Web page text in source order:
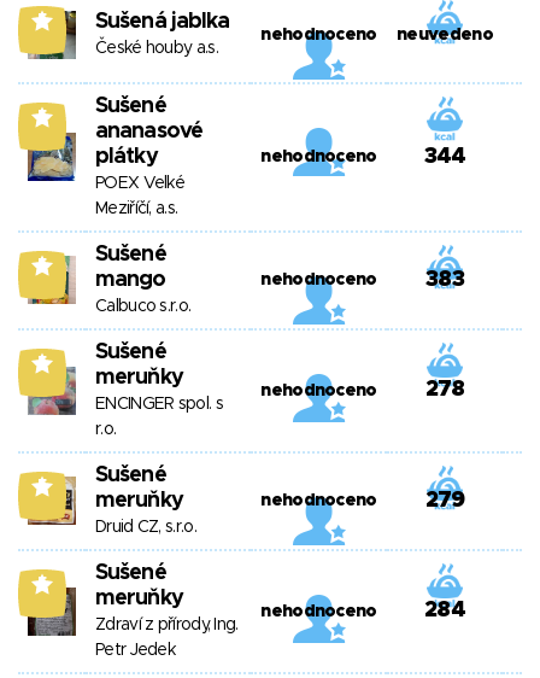
5 Sušená jablka
České houby a.s.
nehodnoceno neuvedeno
5
Sušené
ananasové
plátky
POEX Velké
Meziříčí, a.s.
nehodnoceno 344
5
Sušené
mango
Calbuco s.r.o.
nehodnoceno 383
5
Sušené
meruňky
ENCINGER spol. s
r.o.
nehodnoceno 278
5
Sušené
meruňky
Druid CZ, s.r.o.
nehodnoceno 279
5
Sušené
meruňky
Zdraví z přírody, Ing.
Petr Jedek
nehodnoceno 284